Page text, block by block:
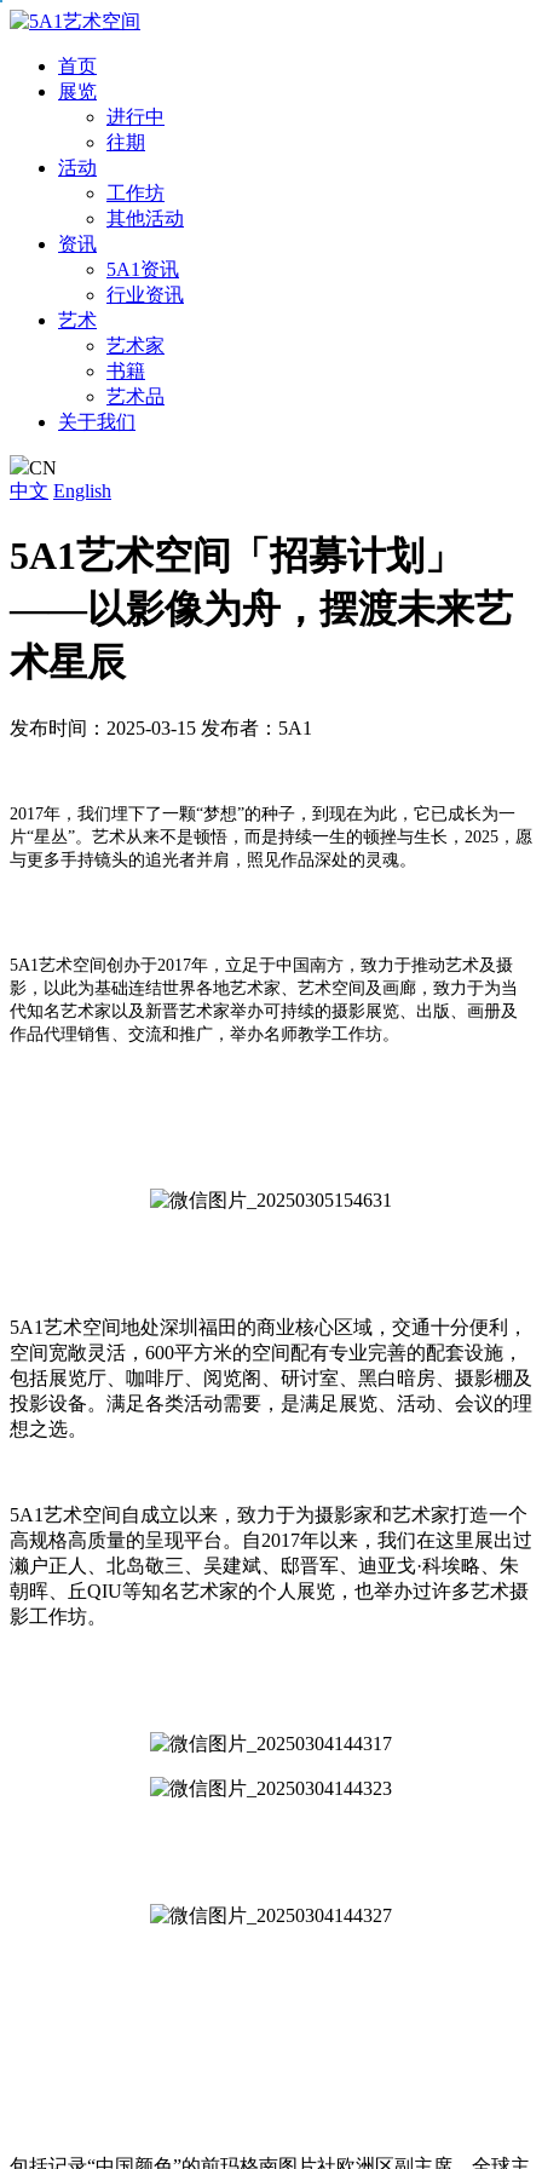
首页
展览
进行中
往期
活动
工作坊
其他活动
资讯
5A1资讯
行业资讯
艺术
艺术家
书籍
艺术品
关于我们
CN
中文 English
5A1艺术空间「招募计划」
——以影像为舟，摆渡未来艺
术星辰
发布时间：2025-03-15 发布者：5A1
2017年，我们埋下了一颗“梦想”的种子，到现在为此，它已成长为一
片“星丛”。艺术从来不是顿悟，而是持续一生的顿挫与生长，2025，愿
与更多手持镜头的追光者并肩，照见作品深处的灵魂。
5A1艺术空间创办于2017年，立足于中国南方，致力于推动艺术及摄
影，以此为基础连结世界各地艺术家、艺术空间及画廊，致力于为当
代知名艺术家以及新晋艺术家举办可持续的摄影展览、出版、画册及
作品代理销售、交流和推广，举办名师教学工作坊。
5A1艺术空间地处深圳福田的商业核心区域，交通十分便利，
空间宽敞灵活，600平方米的空间配有专业完善的配套设施，
包括展览厅、咖啡厅、阅览阁、研讨室、黑白暗房、摄影棚及
投影设备。满足各类活动需要，是满足展览、活动、会议的理
想之选。
5A1艺术空间自成立以来，致力于为摄影家和艺术家打造一个
高规格高质量的呈现平台。自2017年以来，我们在这里展出过
濑户正人、北岛敬三、吴建斌、邸晋军、迪亚戈·科埃略、朱
朝晖、丘QIU等知名艺术家的个人展览，也举办过许多艺术摄
影工作坊。